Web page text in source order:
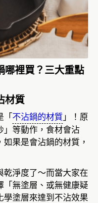
哪裡買？三大重點
材質
「 不沾鍋的材質 」！原
」等動作，食材會沾
果是會沾鍋的材質，
乾淨度了～而當大家在
「無塗層、或無健康疑
學塗層來達到不沾效果